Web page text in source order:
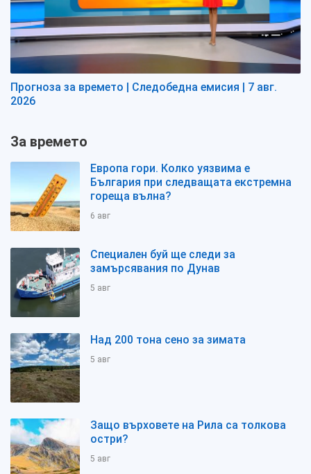
Прогноза за времето | Следобедна емисия | 7 авг.
2026
За времето
Европа гори. Колко уязвима е
България при следващата екстремна
гореща вълна?
6 авг
Специален буй ще следи за
замърсявания по Дунав
5 авг
Над 200 тона сено за зимата
5 авг
Защо върховете на Рила са толкова
остри?
5 авг